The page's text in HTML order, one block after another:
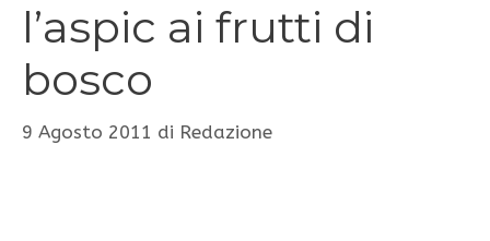
l’aspic ai frutti di
bosco
9 Agosto 2011 di Redazione